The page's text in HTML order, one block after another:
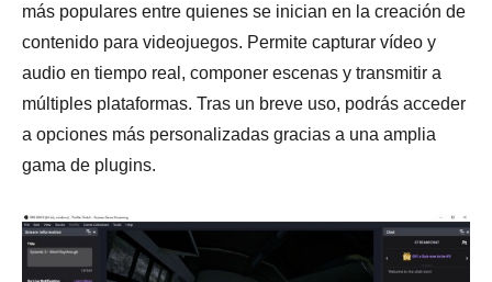
más populares entre quienes se inician en la creación de
contenido para videojuegos. Permite capturar vídeo y
audio en tiempo real, componer escenas y transmitir a
múltiples plataformas. Tras un breve uso, podrás acceder
a opciones más personalizadas gracias a una amplia
gama de plugins.